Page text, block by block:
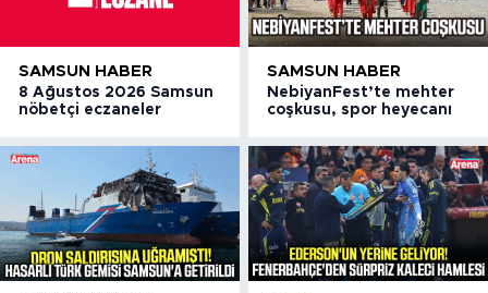
SAMSUN HABER
8 Ağustos 2026 Samsun
nöbetçi eczaneler
SAMSUN HABER
NebiyanFest’te mehter
coşkusu, spor heyecanı